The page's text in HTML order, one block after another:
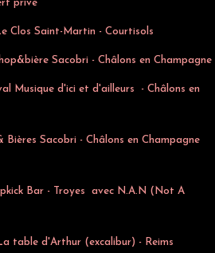
privé
Clos Saint-Martin - Courtisols
Sacobri - Châlons en Champagne
Musique d'ici et d'ailleurs - Châlons en
Sacobri - Châlons en Champagne
Bar - Troyes avec N.A.N (Not A
table d'Arthur (excalibur) - Reims